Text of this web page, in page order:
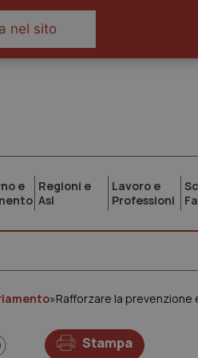
e
Regioni e
Asl
Lavoro e
Professioni
»
Stampa